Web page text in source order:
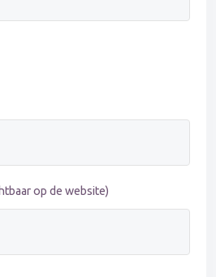
op de website)